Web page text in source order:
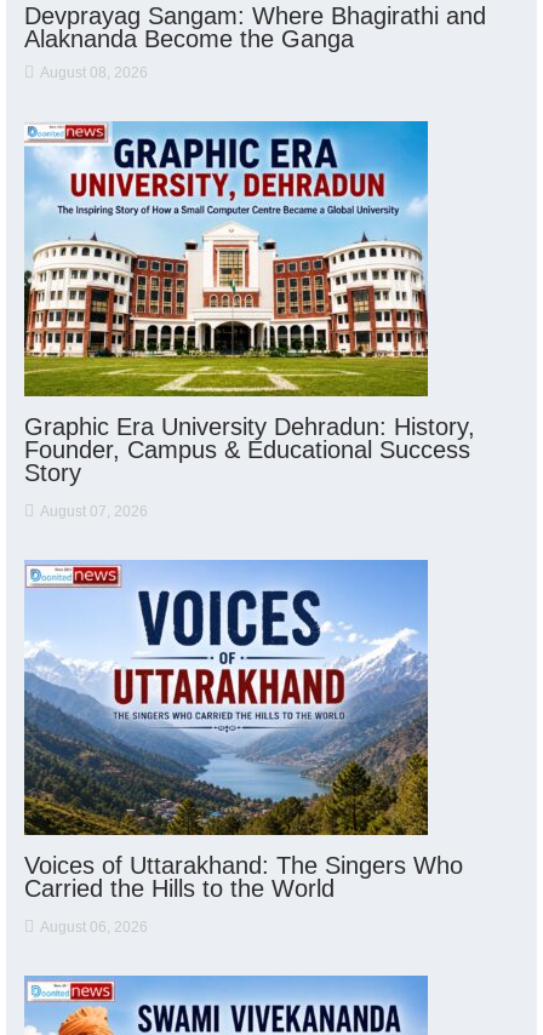
Devprayag Sangam: Where Bhagirathi and
Alaknanda Become the Ganga
August 08, 2026
Graphic Era University Dehradun: History,
Founder, Campus & Educational Success
Story
August 07, 2026
Voices of Uttarakhand: The Singers Who
Carried the Hills to the World
August 06, 2026